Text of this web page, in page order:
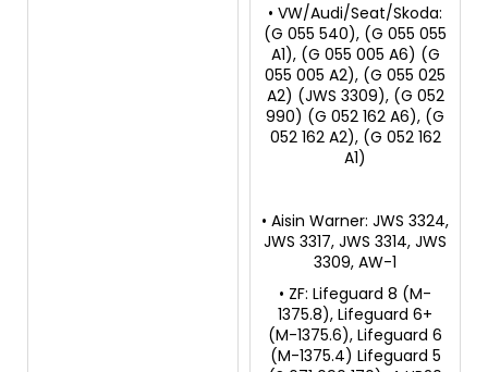
• VW/Audi/Seat/Skoda:
(G 055 540), (G 055 055
A1), (G 055 005 A6) (G
055 005 A2), (G 055 025
A2) (JWS 3309), (G 052
990) (G 052 162 A6), (G
052 162 A2), (G 052 162
A1)
• Aisin Warner: JWS 3324,
JWS 3317, JWS 3314, JWS
3309, AW-1
• ZF: Lifeguard 8 (M-
1375.8), Lifeguard 6+
(M-1375.6), Lifeguard 6
(M-1375.4) Lifeguard 5